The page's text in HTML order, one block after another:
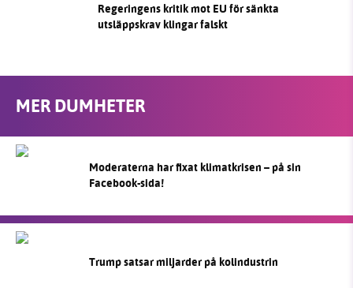
Regeringens kritik mot EU för sänkta
utsläppskrav klingar falskt
MER DUMHETER
Moderaterna har fixat klimatkrisen – på sin
Facebook-sida!
Trump satsar miljarder på kolindustrin